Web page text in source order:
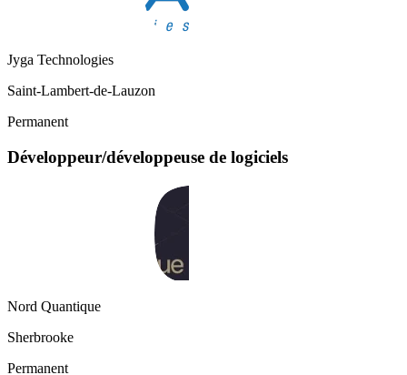
Jyga Technologies
Saint-Lambert-de-Lauzon
Permanent
Développeur/développeuse de logiciels
Nord Quantique
Sherbrooke
Permanent